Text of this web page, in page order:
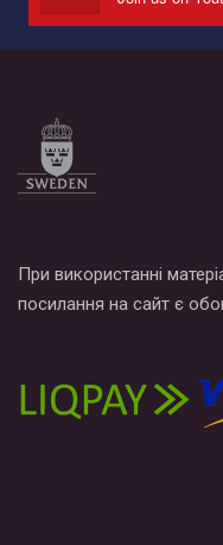
При використанні
посилання на сайт є